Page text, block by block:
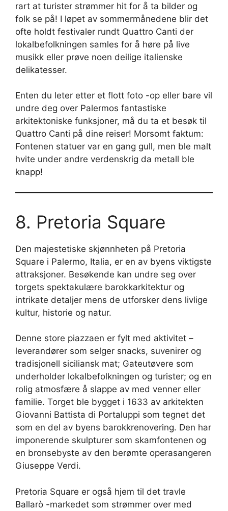
rart at turister strømmer hit for å ta bilder og
folk se på! I løpet av sommermånedene blir det
ofte holdt festivaler rundt Quattro Canti der
lokalbefolkningen samles for å høre på live
musikk eller prøve noen deilige italienske
delikatesser.
Enten du leter etter et flott foto -op eller bare vil
undre deg over Palermos fantastiske
arkitektoniske funksjoner, må du ta et besøk til
Quattro Canti på dine reiser! Morsomt faktum:
Fontenen statuer var en gang gull, men ble malt
hvite under andre verdenskrig da metall ble
knapp!
8. Pretoria Square
Den majestetiske skjønnheten på Pretoria
Square i Palermo, Italia, er en av byens viktigste
attraksjoner. Besøkende kan undre seg over
torgets spektakulære barokkarkitektur og
intrikate detaljer mens de utforsker dens livlige
kultur, historie og natur.
Denne store piazzaen er fylt med aktivitet –
leverandører som selger snacks, suvenirer og
tradisjonell siciliansk mat; Gateutøvere som
underholder lokalbefolkningen og turister; og en
rolig atmosfære å slappe av med venner eller
familie. Torget ble bygget i 1633 av arkitekten
Giovanni Battista di Portaluppi som tegnet det
som en del av byens barokkrenovering. Den har
imponerende skulpturer som skamfontenen og
en bronsebyste av den berømte operasangeren
Giuseppe Verdi.
Pretoria Square er også hjem til det travle
Ballarò -markedet som strømmer over med